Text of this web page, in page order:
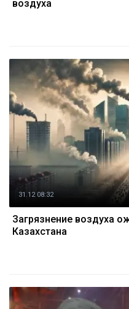
воздуха
31.12 08:32
Загрязнение воздуха
Казахстана